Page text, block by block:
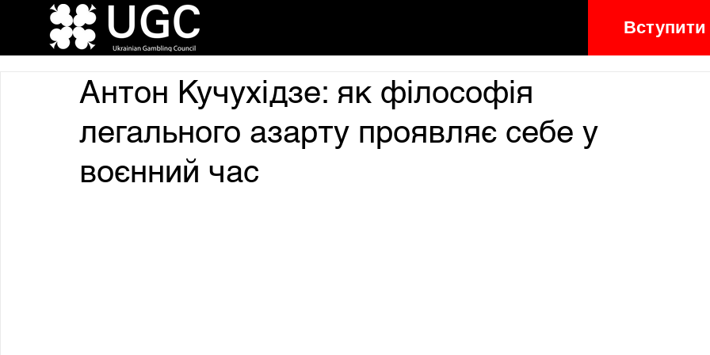
Вступити
Антон Кучухідзе: як філософія
легального азарту проявляє себе у
воєнний час